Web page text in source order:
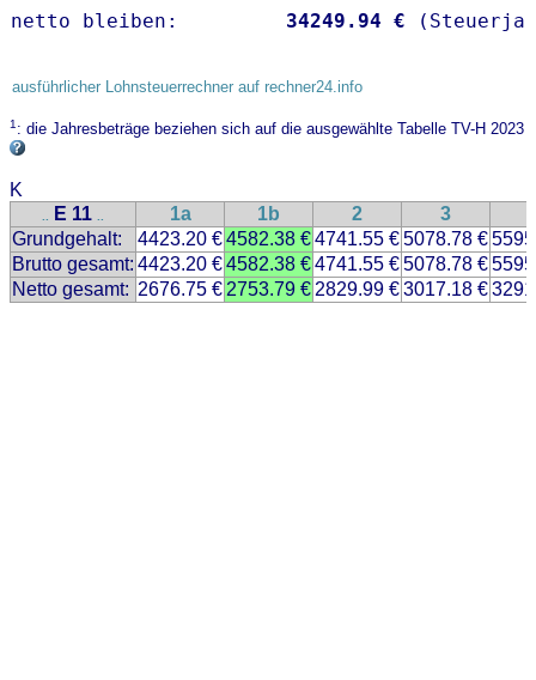
netto bleiben: 34249.94 €
ausführlicher Lohnsteuerrechner auf rechner24.info
1: die Jahresbeträge beziehen sich auf die ausgewählte Tabelle TV-H 2023
K
.. E 11 .. 1a 1b 2 3
Grundgehalt:
4423.20 €4582.38 €4741.55 €5078.78 €
Brutto gesamt: 4423.20 €4582.38 €4741.55 €5078.78 €
Netto gesamt: 2676.75 € 2753.79 € 2829.99 €3017.18 €